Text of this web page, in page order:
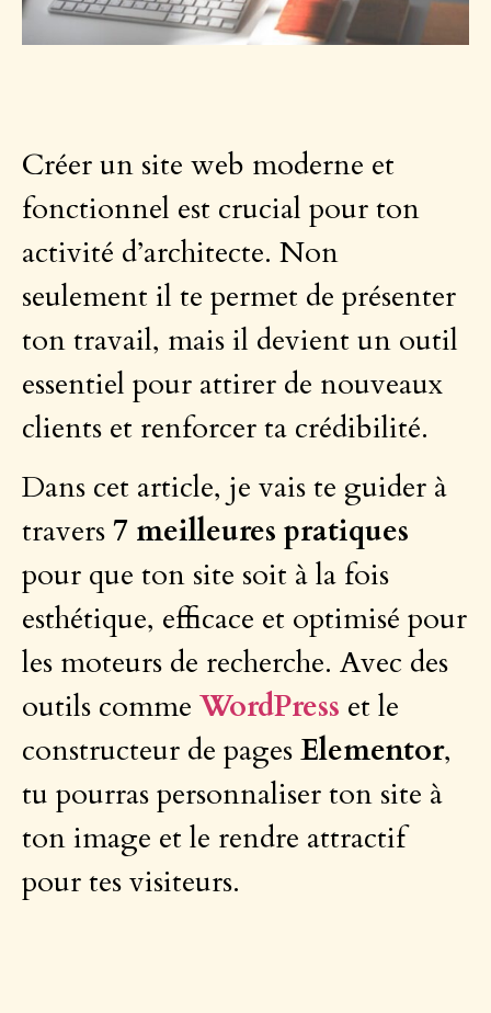
Créer un site web moderne et
fonctionnel est crucial pour ton
activité d’architecte. Non
seulement il te permet de présenter
ton travail, mais il devient un outil
essentiel pour attirer de nouveaux
clients et renforcer ta crédibilité.
Dans cet article, je vais te guider à
travers7 meilleures pratiques
pour que ton site soit à la fois
esthétique, efficace et optimisé pour
les moteurs de recherche. Avec des
outils comme WordPress et le
constructeur de pagesElementor,
tu pourras personnaliser ton site à
ton image et le rendre attractif
pour tes visiteurs.